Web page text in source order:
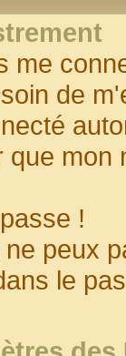
me
de
!
peux
le